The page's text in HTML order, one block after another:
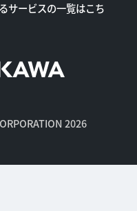
サービスの一覧はこち
2026